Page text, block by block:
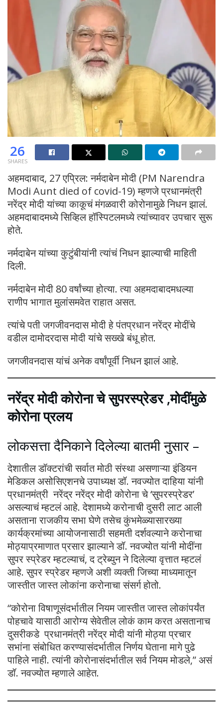
26
SHARES
अहमदाबाद, 27 एप्रिल: नर्मदाबेन मोदी (PM Narendra
Modi Aunt died of covid-19) म्हणजे प्रधानमंत्री
नरेंद्र मोदी यांच्या काकूचं मंगळवारी कोरोनामुळे निधन झालं.
अहमदाबादमध्ये सिव्हिल हॉस्पिटलमध्ये त्यांच्यावर उपचार सुरू
होते.
नर्मदाबेन यांच्या कुटुंबीयांनी त्यांचं निधन झाल्याची माहिती
दिली.
नर्मदाबेन मोदी 80 वर्षांच्या होत्या. त्या अहमदाबादमधल्या
राणीप भागात मुलांसमवेत राहात असत.
त्यांचे पती जगजीवनदास मोदी हे पंतप्रधान नरेंद्र मोदींचे
वडील दामोदरदास मोदी यांचे सख्खे बंधू होत.
जगजीवनदास यांचं अनेक वर्षांपूर्वी निधन झालं आहे.
नरेंद्र मोदी कोरोना चे सुपरस्प्रेडर ,मोदींमुळे
कोरोना प्रलय
लोकसत्ता दैनिकाने दिलेल्या बातमी नुसार –
देशातील डॉक्टरांची सर्वात मोठी संस्था असणाऱ्या इंडियन
मेडिकल असोसिएशनचे उपाध्यक्ष डॉ. नवज्योत दाहिया यांनी
प्रधानमंत्री नरेंद्र नरेंद्र मोदी कोरोना चे ‘सुपरस्प्रेडर’
असल्याचं म्हटलं आहे. देशामध्ये करोनाची दुसरी लाट आली
असताना राजकीय सभा घेणे तसेच कुंभमेळ्यासारख्या
कार्यक्रमांच्या आयोजनासाठी सहमती दर्शवल्याने करोनाचा
मोठ्याप्रमाणात प्रसार झाल्याने डॉ. नवज्योत यांनी मोदींना
सुपर स्प्रेडर म्हटल्याचं, द ट्रेब्युन ने दिलेल्या वृत्तात म्हटलं
आहे. सुपर स्प्रेडर म्हणजे अशी व्यक्ती जिच्या माध्यमातून
जास्तीत जास्त लोकांना करोनाचा संसर्ग होतो.
“कोरोना विषाणूसंदर्भातील नियम जास्तीत जास्त लोकांपर्यंत
पोहचावे यासाठी आरोग्य सेवेतील लोकं काम करत असतानाच
दुसरीकडे प्रधानमंत्री नरेंद्र मोदी यांनी मोठ्या प्रचार
सभांना संबोधित करण्यासंदर्भातील निर्णय घेताना मागे पुढे
पाहिले नाही. त्यांनी कोरोनासंदर्भातील सर्व नियम मोडले,” असं
डॉ. नवज्योत म्हणाले आहेत.